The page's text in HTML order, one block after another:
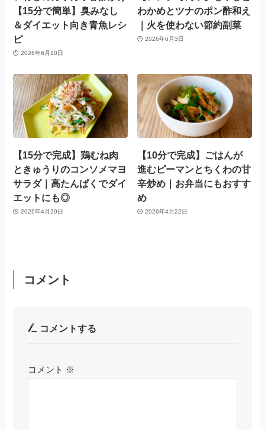
【15分で簡単】臭みなし
＆ダイエット向き青魚レシ
ピ
2026年6月10日
わかめとツナのポン酢和え
｜火を使わない節約副菜
2026年6月3日
【15分で完成】鶏むね肉
ときゅうりのコンソメマヨ
サラダ｜高たんぱくでダイ
エットにも◎
2026年4月29日
【10分で完成】ごはんが
進むピーマンとちくわの甘
辛炒め｜お弁当にもおすす
め
2026年4月22日
コメント
コメントする
コメント ※